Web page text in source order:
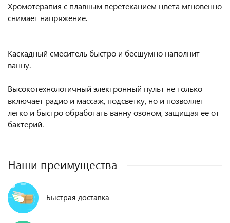
Хромотерапия с плавным перетеканием цвета мгновенно
снимает напряжение.
Каскадный смеситель быстро и бесшумно наполнит
ванну.
Высокотехнологичный электронный пульт не только
включает радио и массаж, подсветку, но и позволяет
легко и быстро обработать ванну озоном, защищая ее от
бактерий.
Наши преимущества
Быстрая доставка